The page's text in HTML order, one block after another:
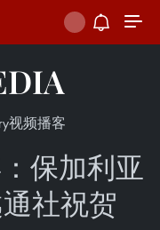
视频播客
保加利亚
社祝贺